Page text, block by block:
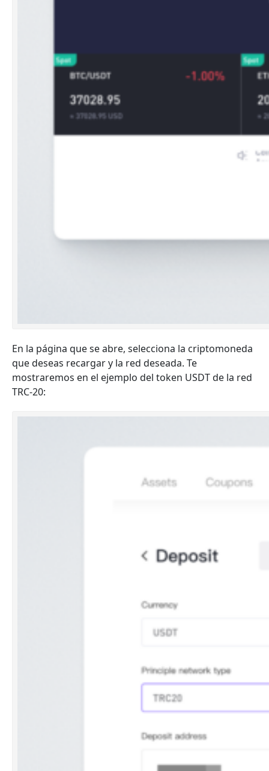
En la página que se abre, selecciona la criptomoneda
que deseas recargar y la red deseada. Te
mostraremos en el ejemplo del token USDT de la red
TRC-20: